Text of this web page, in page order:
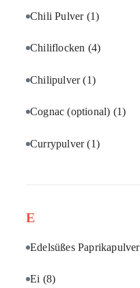
Chili Pulver (1)
Chiliflocken (4)
Chilipulver(1)
Cognac (optional) (1)
Currypulver(1)
E
Edelsüßes Paprikapulver
Ei (8)